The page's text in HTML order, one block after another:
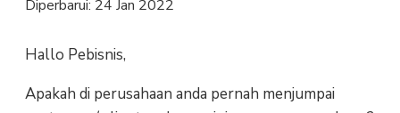
Diperbarui: 24 Jan 2022
Hallo Pebisnis,
Apakah di perusahaan anda pernah menjumpai